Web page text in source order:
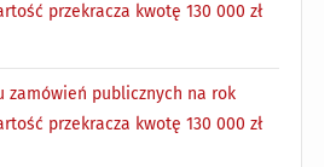
przekracza kwotę 130 000 zł
zamówień publicznych na rok
przekracza kwotę 130 000 zł